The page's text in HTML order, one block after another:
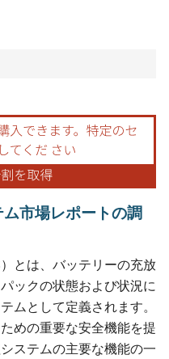
市場レポートの調
とは、バッテリーの充放
ックの状態および状況に
ムとして定義されます。
めの重要な安全機能を提
ステムの主要な機能の一